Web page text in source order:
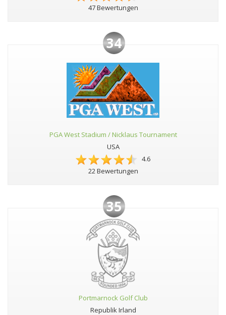
47 Bewertungen
34
PGA West Stadium / Nicklaus Tournament
USA
4.6
22 Bewertungen
35
Portmarnock Golf Club
Republik Irland